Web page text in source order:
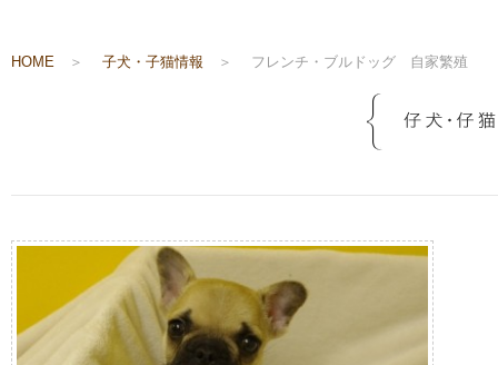
HOME ＞ 子犬・子猫情報 ＞ フレンチ・ブルドッグ 自家繁殖